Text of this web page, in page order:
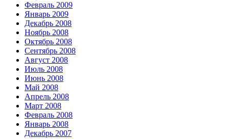
Февраль 2009
Январь 2009
Декабрь 2008
Ноябрь 2008
Октябрь 2008
Сентябрь 2008
Август 2008
Июль 2008
Июнь 2008
Май 2008
Апрель 2008
Март 2008
Февраль 2008
Январь 2008
Декабрь 2007